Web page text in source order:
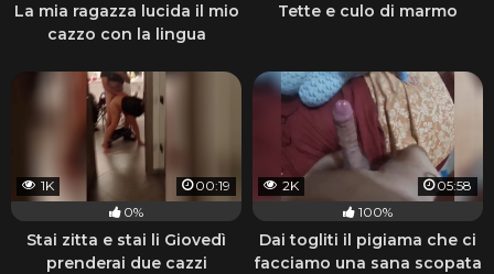
La mia ragazza lucida il mio
cazzo con la lingua
Tette e culo di marmo
1K
00:19
0%
Stai zitta e stai li Giovedì
prenderai due cazzi
2K
05:58
100%
Dai togliti il pigiama che ci
facciamo una sana scopata